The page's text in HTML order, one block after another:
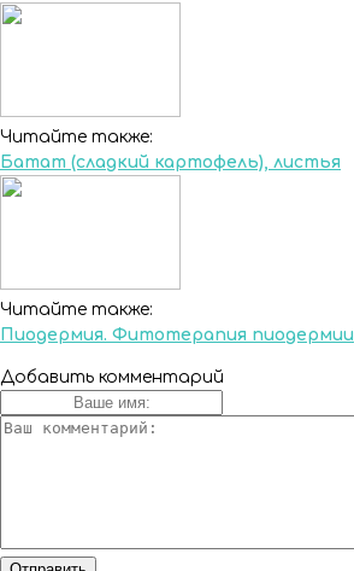
Читайте также:
Батат (сладкий картофель), листья
Читайте также:
Пиодермия. Фитотерапия пиодермии
Добавить комментарий